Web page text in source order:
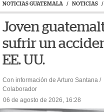
NOTICIAS GUATEMALA / NOTICIAS /
Joven
sufrir un
EE. UU.
Con información de Arturo Santana /
Colaborador
06 de agosto de 2026, 16:28